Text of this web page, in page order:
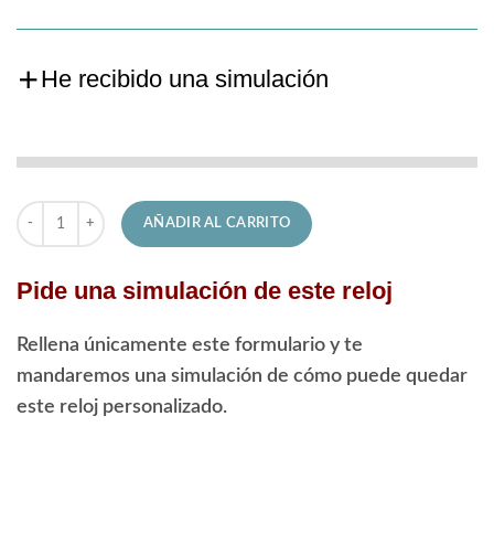
He recibido una simulación
Reloj Festina de Hombre F20357/3 Classic cantidad
AÑADIR AL CARRITO
Pide una simulación de este reloj
Rellena únicamente este formulario y te
mandaremos una simulación de cómo puede quedar
este reloj personalizado.